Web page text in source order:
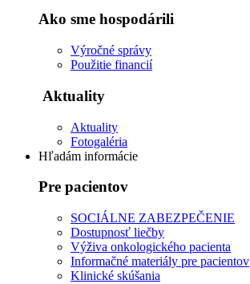
Ako sme hospodárili
Výročné správy
Použitie financií
Aktuality
Aktuality
Fotogaléria
Hľadám informácie
Pre pacientov
SOCIÁLNE ZABEZPEČENIE
Dostupnosť liečby
Výživa onkologického pacienta
Informačné materiály pre pacientov
Klinické skúšania